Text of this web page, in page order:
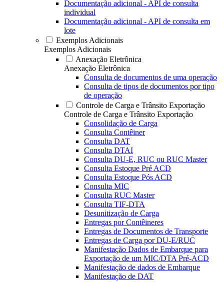
Documentação adicional - API de consulta
individual
Documentação adicional - API de consulta em
lote
Exemplos Adicionais
Exemplos Adicionais
Anexação Eletrônica
Anexação Eletrônica
Consulta de documentos de uma operação
Consulta de tipos de documentos por tipo
de operação
Controle de Carga e Trânsito Exportação
Controle de Carga e Trânsito Exportação
Consolidação de Carga
Consulta Contêiner
Consulta DAT
Consulta DTAI
Consulta DU-E, RUC ou RUC Master
Consulta Estoque Pré ACD
Consulta Estoque Pós ACD
Consulta MIC
Consulta RUC Master
Consulta TIF-DTA
Desunitização de Carga
Entregas por Contêineres
Entregas de Documentos de Transporte
Entregas de Carga por DU-E/RUC
Manifestação Dados de Embarque para
Exportação de um MIC/DTA Pré-ACD
Manifestação de dados de Embarque
Manifestação de DAT